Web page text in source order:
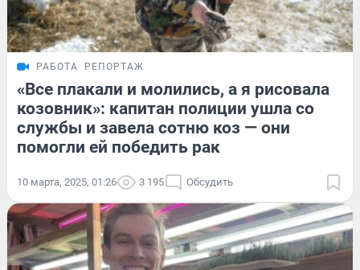
РАБОТА РЕПОРТАЖ
«Все плакали и молились, а я рисовала
козовник»: капитан полиции ушла со
службы и завела сотню коз — они
помогли ей победить рак
10 марта, 2025, 01:26 3 195 Обсудить